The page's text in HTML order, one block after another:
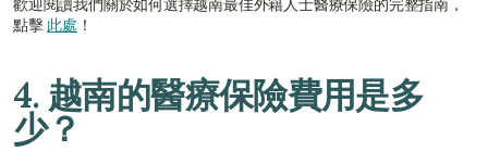
歡迎閱讀我們關於如何選擇越南最佳外籍人士醫療保險的完整指南，
點擊 此處 ！
4. 越南的醫療保險費用是多
少？